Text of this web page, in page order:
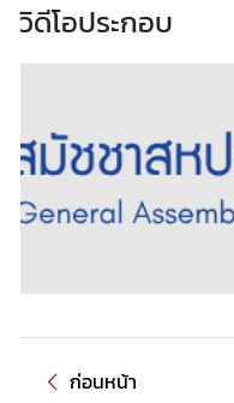
น
มุ
เ
ว
ช
วิดีโอประกอบ
ก่อนหน้า